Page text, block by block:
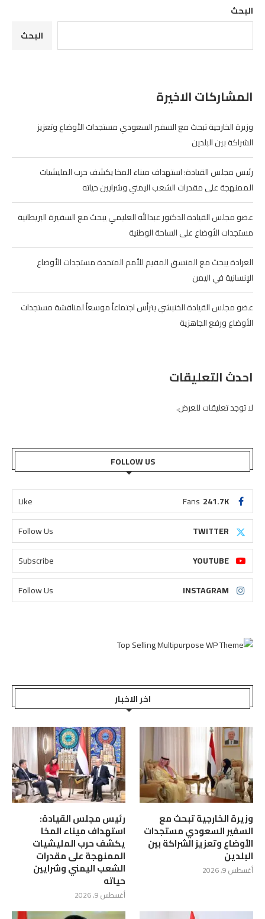
البحث
البحث
المشاركات الاخيرة
وزيرة الخارجية تبحث مع السفير السعودي مستجدات الأوضاع وتعزيز
الشراكة بين البلدين
رئيس مجلس القيادة: استهداف ميناء المخا يكشف حرب المليشيات
الممنهجة على مقدرات الشعب اليمني وشرايين حياته
عضو مجلس القيادة الدكتور عبدالله العليمي يبحث مع السفيرة البريطانية
مستجدات الأوضاع على الساحة الوطنية
العرادة يبحث مع المنسق المقيم للأمم المتحدة مستجدات الأوضاع
الإنسانية في اليمن
عضو مجلس القيادة الخنبشي يترأس اجتماعاً موسعاً لمناقشة مستجدات
الأوضاع ورفع الجاهزية
احدث التعليقات
لا توجد تعليقات للعرض.
FOLLOW US
241.7K
Fans
Like
TWITTER
Follow Us
YOUTUBE
Subscribe
INSTAGRAM
Follow Us
اخر الاخبار
وزيرة الخارجية تبحث مع
السفير السعودي مستجدات
الأوضاع وتعزيز الشراكة بين
البلدين
أغسطس 9, 2026
رئيس مجلس القيادة:
استهداف ميناء المخا
يكشف حرب المليشيات
الممنهجة على مقدرات
الشعب اليمني وشرايين
حياته
أغسطس 9, 2026